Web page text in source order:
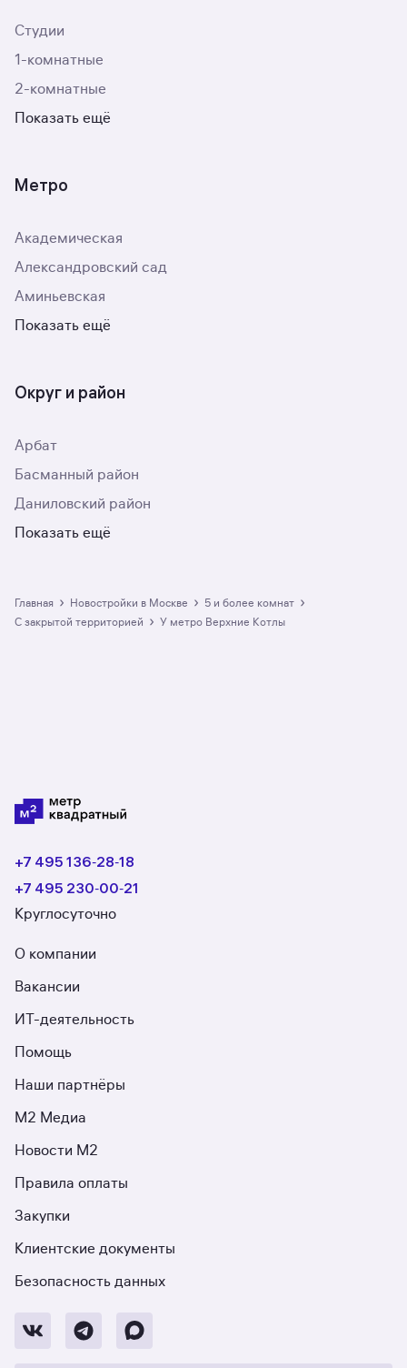
Студии
1-комнатные
2-комнатные
Показать ещё
Метро
Академическая
Александровский сад
Аминьевская
Показать ещё
Округ и район
Арбат
Басманный район
Даниловский район
Показать ещё
Главная › Новостройки в Москве › 5 и более комнат ›
с закрытой территорией › у метро Верхние Котлы
+7 495 136‑28‑18
+7 495 230‑00‑21
Круглосуточно
О компании
Вакансии
ИТ-деятельность
Помощь
Наши партнёры
М2 Медиа
Новости М2
Правила оплаты
Закупки
Клиентские документы
Безопасность данных